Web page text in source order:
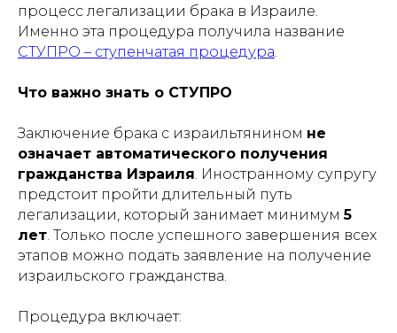
процесс легализации брака в Израиле.
Именно эта процедура получила название
СТУПРО – ступенчатая процедура.
Что важно знать о СТУПРО
Заключение брака с израильтянином не
означает автоматического получения
гражданства Израиля. Иностранному супругу
предстоит пройти длительный путь
легализации, который занимает минимум5
лет. Только после успешного завершения всех
этапов можно подать заявление на получение
израильского гражданства.
Процедура включает: